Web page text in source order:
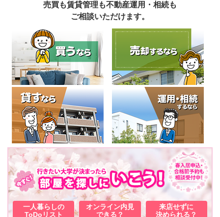
売買も賃貸管理も不動産運用・相続も
ご相談いただけます。
一人暮らしの
ToDoリスト
オンライン内見
できる？
来店せずに
決められる？